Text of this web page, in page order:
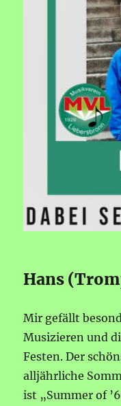
Hans
Mir gefällt
Musizieren und
Festen. Der
alljährliche
ist „Summer of